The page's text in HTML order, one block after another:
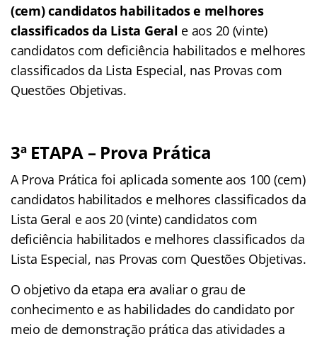
(cem) candidatos habilitados e melhores
classificados da Lista Geral e aos 20 (vinte)
candidatos com deficiência habilitados e melhores
classificados da Lista Especial, nas Provas com
Questões Objetivas.
3ª ETAPA – Prova Prática
A Prova Prática foi aplicada somente aos 100 (cem)
candidatos habilitados e melhores classificados da
Lista Geral e aos 20 (vinte) candidatos com
deficiência habilitados e melhores classificados da
Lista Especial, nas Provas com Questões Objetivas.
O objetivo da etapa era avaliar o grau de
conhecimento e as habilidades do candidato por
meio de demonstração prática das atividades a